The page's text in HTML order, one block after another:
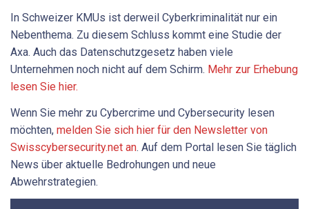
In Schweizer KMUs ist derweil Cyberkriminalität nur ein
Nebenthema. Zu diesem Schluss kommt eine Studie der
Axa. Auch das Datenschutzgesetz haben viele
Unternehmen noch nicht auf dem Schirm. Mehr zur Erhebung
lesen Sie hier.
Wenn Sie mehr zu Cybercrime und Cybersecurity lesen
möchten, melden Sie sich hier für den Newsletter von
Swisscybersecurity.net an. Auf dem Portal lesen Sie täglich
News über aktuelle Bedrohungen und neue
Abwehrstrategien.